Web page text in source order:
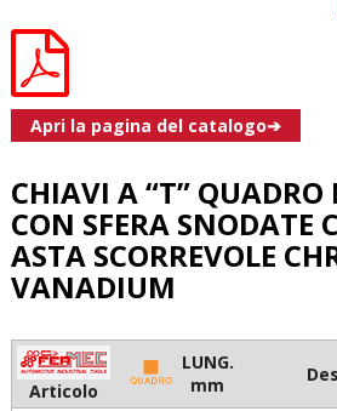
Apri la pagina del catalogo➔
CHIAVI A “T” QUADRO
CON SFERA SNODATE
ASTA SCORREVOLE
VANADIUM
Articolo
LUNG.
mm